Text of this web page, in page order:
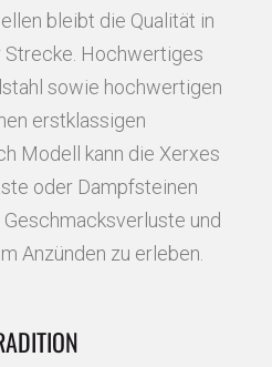
bleibt die Qualität in
Strecke. Hochwertiges
sowie hochwertigen
erstklassigen
Modell kann die Xerxes
oder Dampfsteinen
und
Anzünden zu erleben.